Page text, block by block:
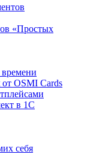
«Простых
времени
OSMI Cards
в 1С
себя